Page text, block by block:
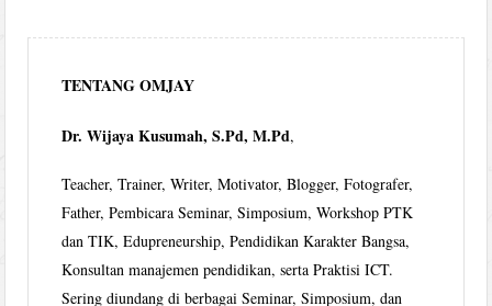
TENTANG OMJAY
Dr. Wijaya Kusumah, S.Pd, M.Pd,
Teacher, Trainer, Writer, Motivator, Blogger, Fotografer,
Father, Pembicara Seminar, Simposium, Workshop PTK
dan TIK, Edupreneurship, Pendidikan Karakter Bangsa,
Konsultan manajemen pendidikan, serta Praktisi ICT.
Sering diundang di berbagai Seminar, Simposium, dan